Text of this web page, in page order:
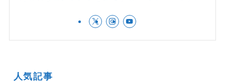
人気記事